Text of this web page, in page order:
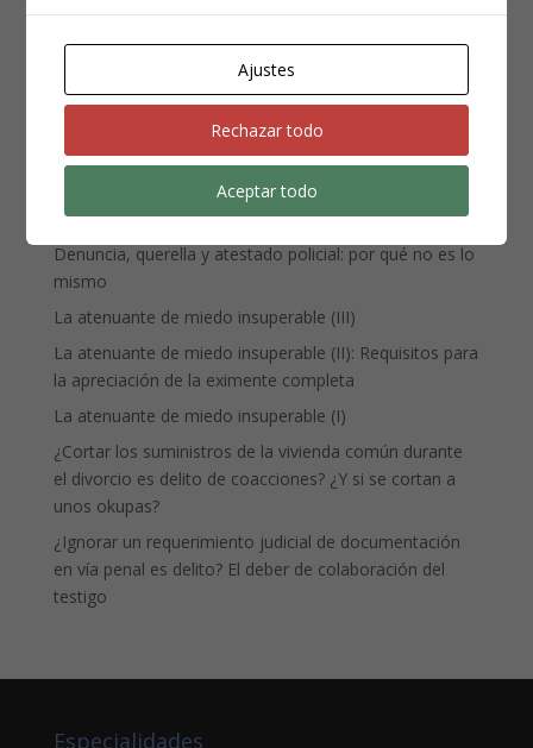
Noticias
Penitenciario
ENTRADAS RECIENTES
Denuncia, querella y atestado policial: por qué no es lo
mismo
La atenuante de miedo insuperable (III)
La atenuante de miedo insuperable (II): Requisitos para
la apreciación de la eximente completa
La atenuante de miedo insuperable (I)
¿Cortar los suministros de la vivienda común durante
el divorcio es delito de coacciones? ¿Y si se cortan a
unos okupas?
¿Ignorar un requerimiento judicial de documentación
en vía penal es delito? El deber de colaboración del
testigo
Especialidades
Ajustes
Rechazar todo
Aceptar todo